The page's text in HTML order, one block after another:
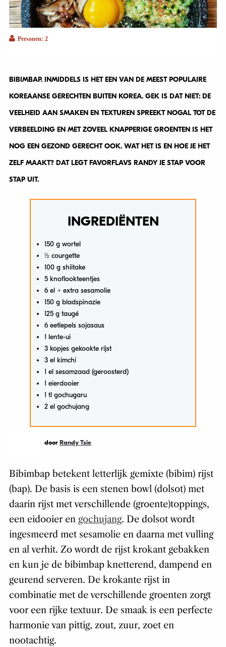
Personen: 2
BIBIMBAP. INMIDDELS IS HET EEN VAN DE MEEST POPULAIRE
KOREAANSE GERECHTEN BUITEN KOREA. GEK IS DAT NIET: DE
VEELHEID AAN SMAKEN EN TEXTUREN SPREEKT NOGAL TOT DE
VERBEELDING EN MET ZOVEEL KNAPPERIGE GROENTEN IS HET
NOG EEN GEZOND GERECHT OOK. WAT HET IS EN HOE JE HET
ZELF MAAKT? DAT LEGT FAVORFLAVS RANDY JE STAP VOOR
STAP UIT.
INGREDIËNTEN
150 g wortel
½ courgette
100 g shiitake
5 knoflookteentjes
6 el + extra sesamolie
150 g bladspinazie
125 g taugé
6 eetlepels sojasaus
1 lente-ui
3 kopjes gekookte rijst
3 el kimchi
1 el sesamzaad (geroosterd)
1 eierdooier
1 tl gochugaru
2 el gochujang
door Randy Tsie
Bibimbap betekent letterlijk gemixte (bibim) rijst
(bap). De basis is een stenen bowl (dolsot) met
daarin rijst met verschillende (groente)toppings,
een eidooier en gochujang. De dolsot wordt
ingesmeerd met sesamolie en daarna met vulling
en al verhit. Zo wordt de rijst krokant gebakken
en kun je de bibimbap knetterend, dampend en
geurend serveren. De krokante rijst in
combinatie met de verschillende groenten zorgt
voor een rijke textuur. De smaak is een perfecte
harmonie van pittig, zout, zuur, zoet en
nootachtig.